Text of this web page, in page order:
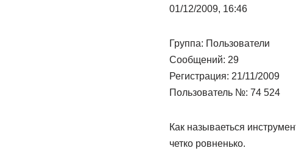
01/12/2009, 16:46
Группа: Пользователи
Сообщений: 29
Регистрация: 21/11/2009
Пользователь №: 74 524
Как называеться
четко ровненько.